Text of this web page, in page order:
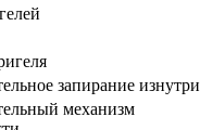
запирание изнутри
механизм